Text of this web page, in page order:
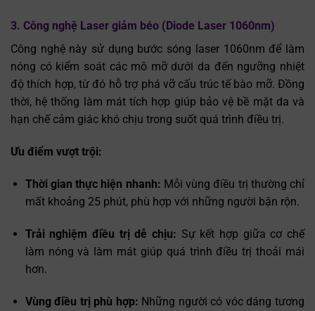
3. Công nghệ Laser giảm béo (Diode Laser 1060nm)
Công nghệ này sử dụng bước sóng laser 1060nm để làm
nóng có kiểm soát các mô mỡ dưới da đến ngưỡng nhiệt
độ thích hợp, từ đó hỗ trợ phá vỡ cấu trúc tế bào mỡ. Đồng
thời, hệ thống làm mát tích hợp giúp bảo vệ bề mặt da và
hạn chế cảm giác khó chịu trong suốt quá trình điều trị.
Ưu điểm vượt trội:
Thời gian thực hiện nhanh: Mỗi vùng điều trị thường chỉ
mất khoảng 25 phút, phù hợp với những người bận rộn.
Trải nghiệm điều trị dễ chịu: Sự kết hợp giữa cơ chế
làm nóng và làm mát giúp quá trình điều trị thoải mái
hơn.
Vùng điều trị phù hợp: Những người có vóc dáng tương